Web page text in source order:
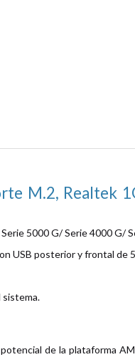
M.2, Realtek
5000 G/ Serie 4000 G/
USB posterior y frontal de
de la plataforma